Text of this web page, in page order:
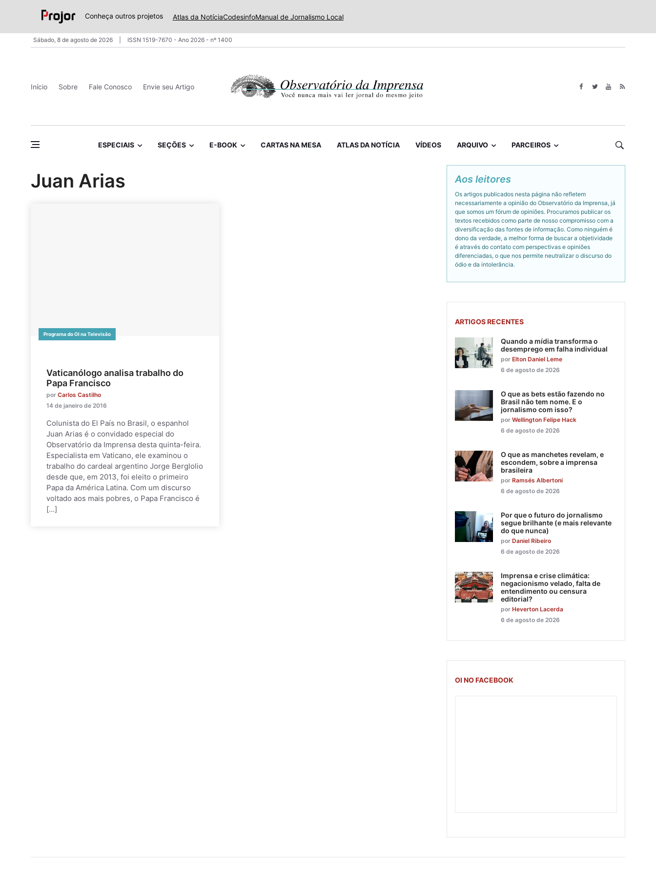
Conheça outros projetos Atlas da NotíciaCodesinfoManual de Jornalismo Local
Sábado, 8 de agosto de 2026 ISSN 1519-7670 - Ano 2026 - nº 1400
Início Sobre Fale Conosco Envie seu Artigo
ESPECIAIS SEÇÕES E-BOOK CARTAS NA MESA ATLAS DA NOTÍCIA VÍDEOS ARQUIVO PARCEIROS
Juan Arias
Programa do OI na Televisão
Vaticanólogo analisa trabalho do
Papa Francisco
por Carlos Castilho
14 de janeiro de 2016
Colunista do El País no Brasil, o espanhol
Juan Arias é o convidado especial do
Observatório da Imprensa desta quinta-feira.
Especialista em Vaticano, ele examinou o
trabalho do cardeal argentino Jorge Berglolio
desde que, em 2013, foi eleito o primeiro
Papa da América Latina. Com um discurso
voltado aos mais pobres, o Papa Francisco é
[…]
Aos leitores
Os artigos publicados nesta página não refletem
necessariamente a opinião do Observatório da Imprensa, já
que somos um fórum de opiniões. Procuramos publicar os
textos recebidos como parte de nosso compromisso com a
diversificação das fontes de informação. Como ninguém é
dono da verdade, a melhor forma de buscar a objetividade
é através do contato com perspectivas e opiniões
diferenciadas, o que nos permite neutralizar o discurso do
ódio e da intolerância.
ARTIGOS RECENTES
Quando a mídia transforma o
desemprego em falha individual
por Elton Daniel Leme
6 de agosto de 2026
O que as bets estão fazendo no
Brasil não tem nome. E o
jornalismo com isso?
por Wellington Felipe Hack
6 de agosto de 2026
O que as manchetes revelam, e
escondem, sobre a imprensa
brasileira
por Ramsés Albertoni
6 de agosto de 2026
Por que o futuro do jornalismo
segue brilhante (e mais relevante
do que nunca)
por Daniel Ribeiro
6 de agosto de 2026
Imprensa e crise climática:
negacionismo velado, falta de
entendimento ou censura
editorial?
por Heverton Lacerda
6 de agosto de 2026
OI NO FACEBOOK